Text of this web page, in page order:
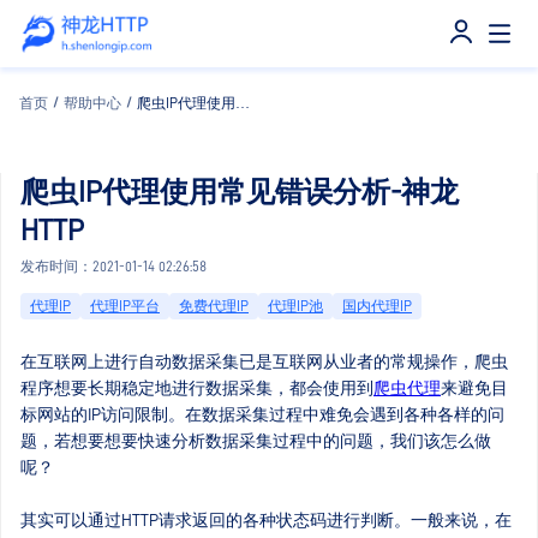
首页 / 帮助中心 /
爬虫IP代理使用常见错误分析-神龙
HTTP
发布时间：2021-01-14 02:26:58
代理IP 代理IP平台 免费代理IP 代理IP池 国内代理IP
在互联网上进行自动数据采集已是互联网从业者的常规操作，爬虫
程序想要长期稳定地进行数据采集，都会使用到 爬虫代理来避免目
标网站的IP访问限制。在数据采集过程中难免会遇到各种各样的问
题，若想要想要快速分析数据采集过程中的问题，我们该怎么做
呢？
其实可以通过HTTP请求返回的各种状态码进行判断。一般来说，在